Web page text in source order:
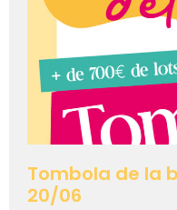
Tombola de la
20/06